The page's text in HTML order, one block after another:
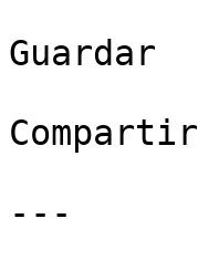
Guardar
Compartir
---